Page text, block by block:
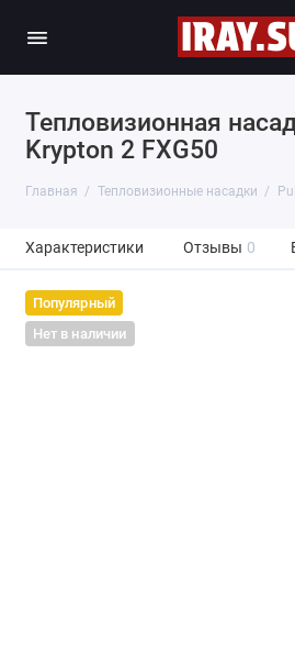
Тепловизионная
Krypton 2 FXG50
Главная Тепловизионные насадки
Характеристики Отзывы 0
Популярный
Нет в наличии